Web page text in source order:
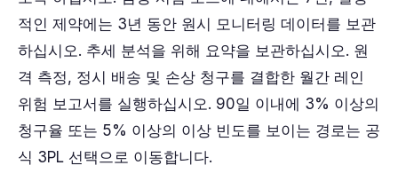
적인 제약에는 3년 동안 원시 모니터링 데이터를 보관
하십시오. 추세 분석을 위해 요약을 보관하십시오. 원
격 측정, 정시 배송 및 손상 청구를 결합한 월간 레인
위험 보고서를 실행하십시오. 90일 이내에 3% 이상의
청구율 또는 5% 이상의 이상 빈도를 보이는 경로는 공
식 3PL 선택으로 이동합니다.